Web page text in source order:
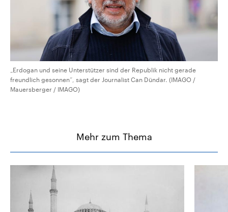
„Erdogan und seine Unterstützer sind der Republik nicht gerade
freundlich gesonnen“, sagt der Journalist Can Dündar. (IMAGO /
Mauersberger / IMAGO)
Mehr zum Thema